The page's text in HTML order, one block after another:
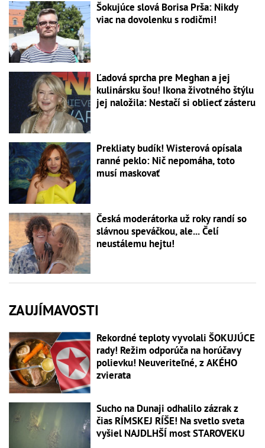
Šokujúce slová Borisa Prša: Nikdy
viac na dovolenku s rodičmi!
Ľadová sprcha pre Meghan a jej
kulinársku šou! Ikona životného štýlu
jej naložila: Nestačí si obliecť zásteru
Prekliaty budík! Wisterová opísala
ranné peklo: Nič nepomáha, toto
musí maskovať
Česká moderátorka už roky randí so
slávnou speváčkou, ale... Čelí
neustálemu hejtu!
ZAUJÍMAVOSTI
Rekordné teploty vyvolali ŠOKUJÚCE
rady! Režim odporúča na horúčavy
polievku! Neuveriteľné, z AKÉHO
zvierata
Sucho na Dunaji odhalilo zázrak z
čias RÍMSKEJ RÍŠE! Na svetlo sveta
vyšiel NAJDLHŠÍ most STAROVEKU